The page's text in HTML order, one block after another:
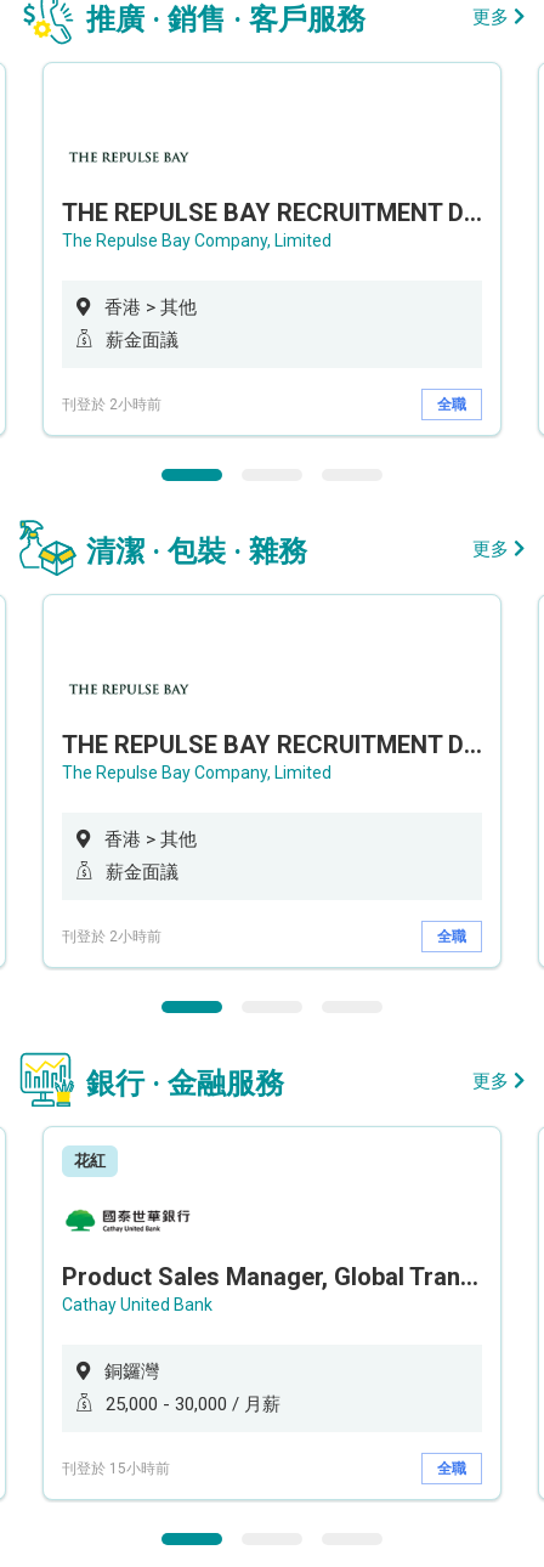
推廣 · 銷售 · 客戶服務 更多
THE REPULSE BAY RECRUITMENT DAY 淺水灣影灣園人才招聘會
The Repulse Bay Company, Limited
香港 > 其他
薪金面議
刊登於 2小時前 全職
清潔 · 包裝 · 雜務 更多
THE REPULSE BAY RECRUITMENT DAY 淺水灣影灣園人才招聘會
The Repulse Bay Company, Limited
香港 > 其他
薪金面議
刊登於 2小時前 全職
銀行 · 金融服務 更多
花紅
Product Sales Manager, Global Transaction Service (GTS)
Cathay United Bank
銅鑼灣
25,000 - 30,000 / 月薪
刊登於 15小時前 全職